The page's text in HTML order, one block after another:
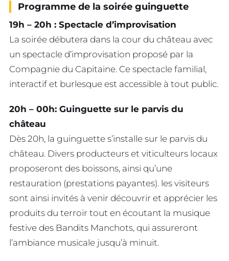
Programme de la soirée guinguette
19h – 20h : Spectacle d’improvisation
La soirée débutera dans la cour du château avec
un spectacle d’improvisation proposé par la
Compagnie du Capitaine. Ce spectacle familial,
interactif et burlesque est accessible à tout public.
20h – 00h: Guinguette sur le parvis du
château
Dès 20h, la guinguette s’installe sur le parvis du
château. Divers producteurs et viticulteurs locaux
proposeront des boissons, ainsi qu’une
restauration (prestations payantes). les visiteurs
sont ainsi invités à venir découvrir et apprécier les
produits du terroir tout en écoutant la musique
festive des Bandits Manchots, qui assureront
l’ambiance musicale jusqu’à minuit.